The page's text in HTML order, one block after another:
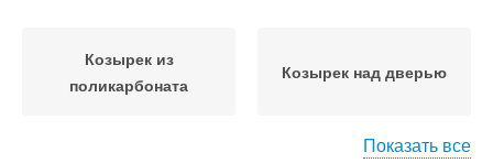
Козырек из
поликарбоната
Козырек над дверью
Показать все